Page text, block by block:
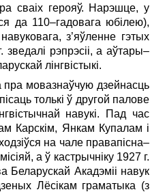
сваіх герояў. Нарэшце, у
да 110–гадовага юбілею),
з’яўленне гэтых
рэпрэсіі, а аўтары–
лінг­вістыкі.
пра мовазнаўчую дзейнасць
толькі ў другой палове
навукі. Пад час
Карскім, Янкам Купалам і
на чале правапісна–
а ў кастрычніку 1927 г.
Беларускай Акадэміі навук
Лёсікам граматыка (з